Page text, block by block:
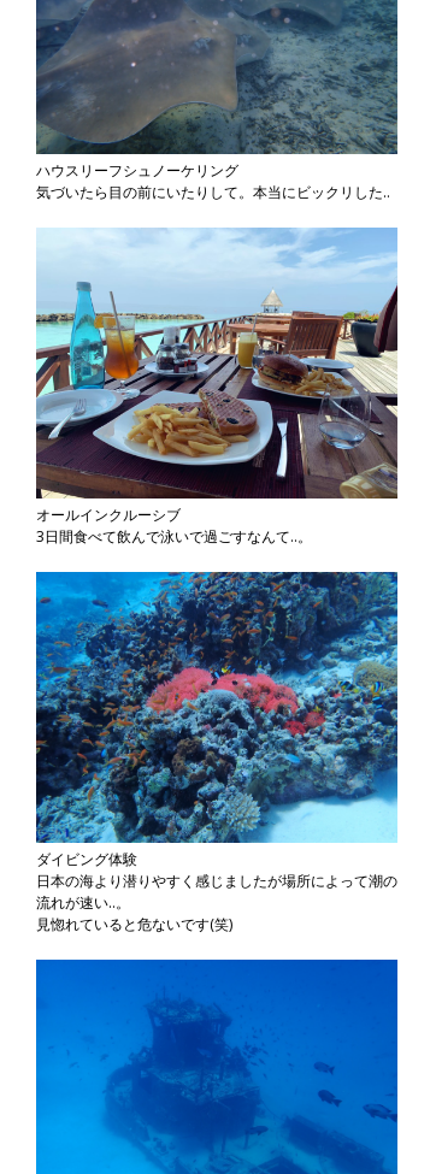
ハウスリーフシュノーケリング
気づいたら目の前にいたりして。本当にビックリした..
オールインクルーシブ
3日間食べて飲んで泳いで過ごすなんて..。
ダイビング体験
日本の海より潜りやすく感じましたが場所によって潮の
流れが速い..。
見惚れていると危ないです(笑)